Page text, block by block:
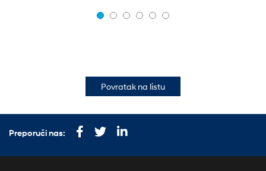
Povratak na listu
Preporuči nas: